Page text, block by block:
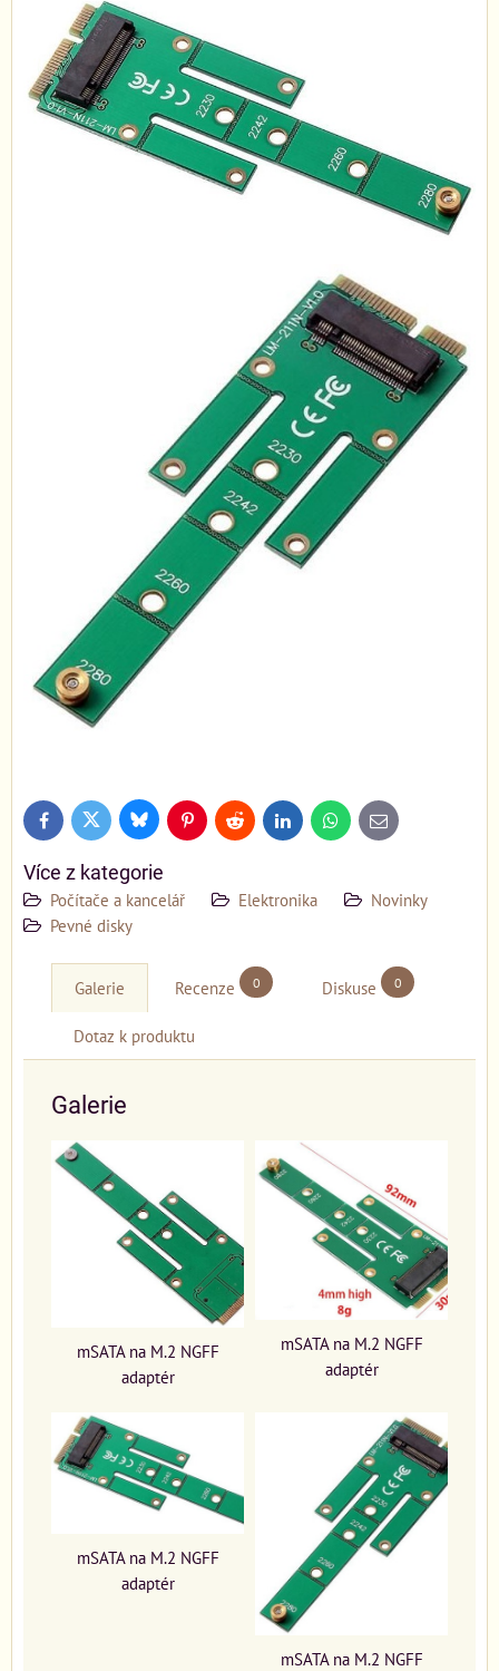
FacebookTwitter BlueskyPinterestReddit LinkedInWhatsApp
E-
mail
Více z kategorie
Počítače a kancelář Elektronika
Novinky
Pevné disky
Galerie Recenze 0 Diskuse 0
Dotaz k produktu
Galerie
mSATA na M.2 NGFF
adaptér
mSATA na M.2 NGFF
adaptér
mSATA na M.2 NGFF
adaptér
mSATA na M.2 NGFF